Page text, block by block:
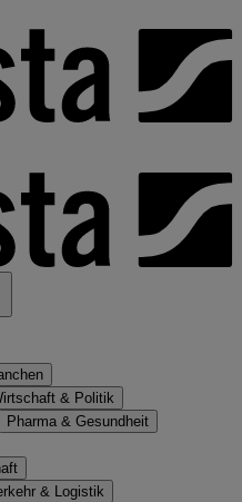
& Politik
Pharma & Gesundheit
& Logistik